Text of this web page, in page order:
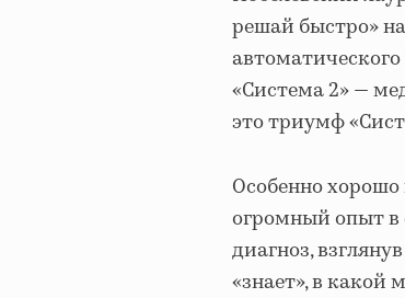
решай быстро»
«Система 2» —
это триумф
Особенно
огромный опыт в
диагноз,
«знает», в